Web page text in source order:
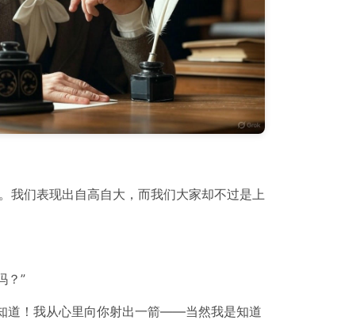
们表现出自高自大，而我们大家却不过是上
？”
道！我从心里向你射出一箭——当然我是知道